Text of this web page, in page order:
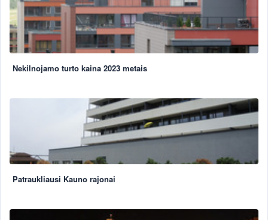
Nekilnojamo turto kaina 2023 metais
Patraukliausi Kauno rajonai